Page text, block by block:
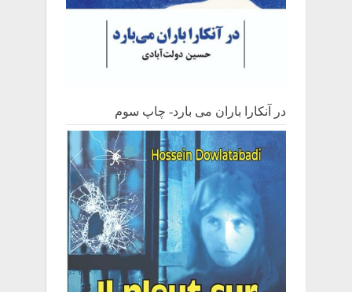
در آنکارا باران می بارد- چاپ سوم